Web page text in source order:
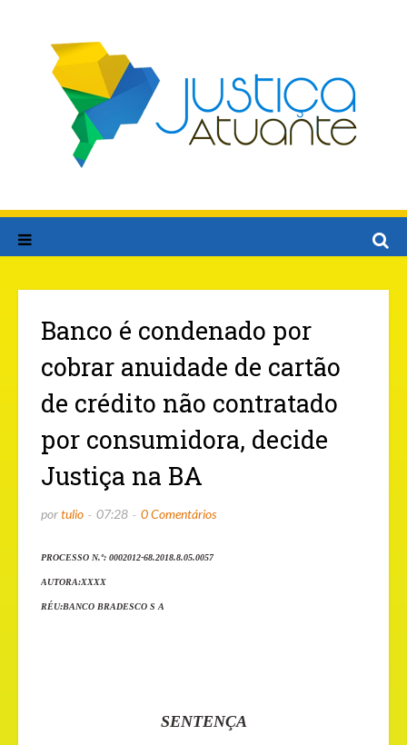
Banco é condenado por
cobrar anuidade de cartão
de crédito não contratado
por consumidora, decide
Justiça na BA
portulio 07:28 0 Comentários
PROCESSO N.º: 0002012-68.2018.8.05.0057
AUTORA:XXXX
RÉU:BANCO BRADESCO S A
SENTENÇA